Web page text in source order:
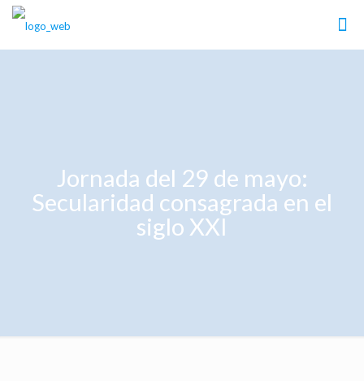
Jornada del 29 de mayo:
Secularidad consagrada en el
siglo XXI